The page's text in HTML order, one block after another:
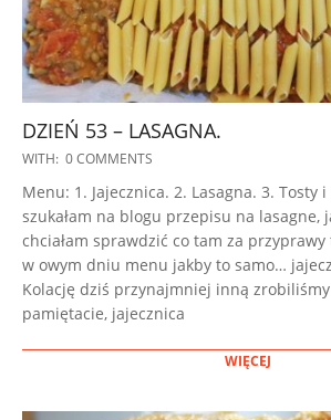
DZIEŃ 53 – LASAGNA.
2022-
29
WITH: 0 COMMENTS
Menu: 1. Jajecznica. 2. Lasagna. 3. Tosty i
szukałam na blogu przepisu na lasagne,
chciałam sprawdzić co tam za przyprawy
w owym dniu menu jakby to samo…
Kolację dziś przynajmniej inną zrobiliśmy
pamiętacie, jajecznica
WIĘCEJ